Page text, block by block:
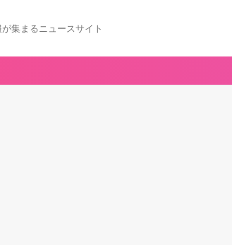
集まるニュースサイト